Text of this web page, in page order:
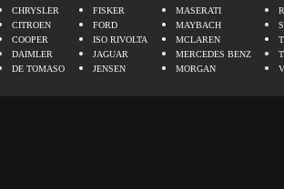
CHRYSLER
CITROEN
COOPER
DAIMLER
DE TOMASO
FISKER
FORD
ISO RIVOLTA
JAGUAR
JENSEN
MASERATI
MAYBACH
MCLAREN
MERCEDES BENZ
MORGAN